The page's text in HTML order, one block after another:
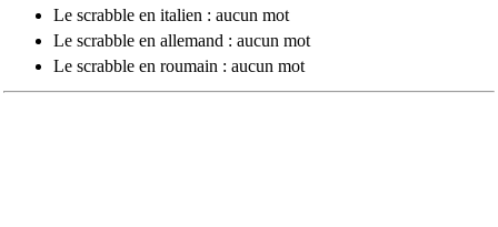
Le scrabble en italien : aucun mot
Le scrabble en allemand : aucun mot
Le scrabble en roumain : aucun mot